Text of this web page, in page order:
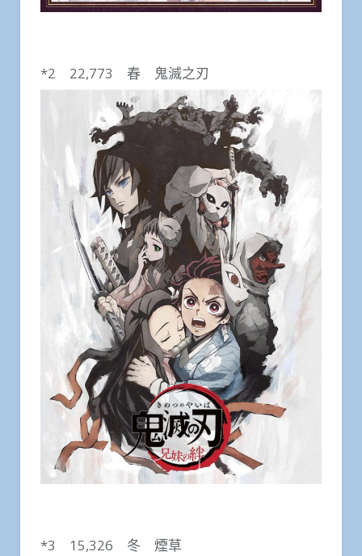
*2 22,773 春 鬼滅之刃
*3 15,326 冬 煙草